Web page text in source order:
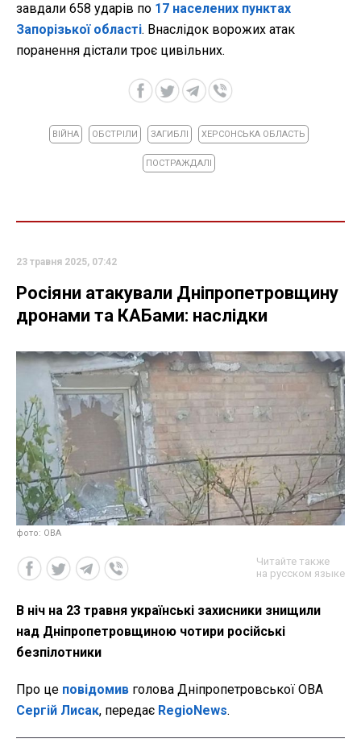
завдали 658 ударів по 17 населених пунктах
Запорізької області. Внаслідок ворожих атак
поранення дістали троє цивільних.
ВІЙНА ОБСТРІЛИ ЗАГИБЛІ ХЕРСОНСЬКА ОБЛАСТЬ
ПОСТРАЖДАЛІ
23 травня 2025, 07:42
Росіяни атакували Дніпропетровщину
дронами та КАБами: наслідки
фото: ОВА
Читайте также
на русском языке
В ніч на 23 травня українські захисники знищили
над Дніпропетровщиною чотири російські
безпілотники
Про це повідомив голова Дніпропетровської ОВА
Сергій Лисак, передає RegioNews.